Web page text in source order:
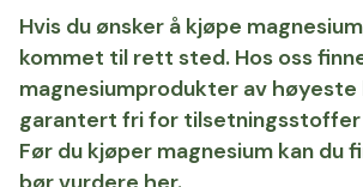
Hvis du ønsker å kjøpe
kommet til rett sted. Hos oss
magnesiumprodukter av
garantert fri for tilsetningsstoffer
Før du kjøper magnesium kan du